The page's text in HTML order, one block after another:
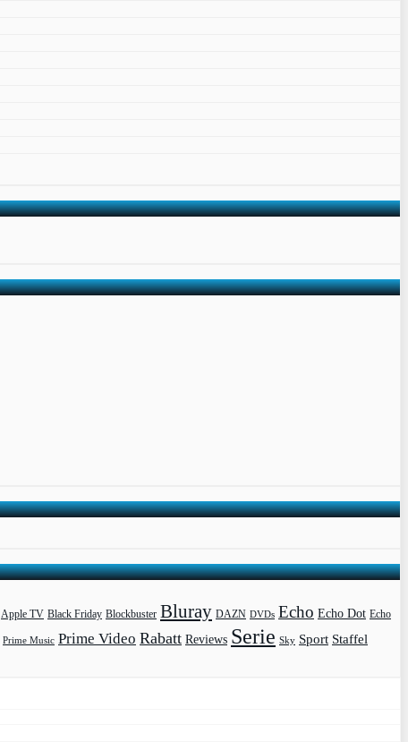
Apple TV Black Friday Blockbuster Bluray DAZN DVDs Echo Echo Dot Echo
Prime Music Prime Video Rabatt Reviews Serie Sky Sport Staffel